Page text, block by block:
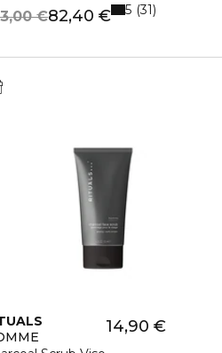
82,40 €
€ 5 31
14,90 €